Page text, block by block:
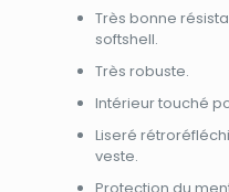
Très bonne
softshell.
Très robuste.
Intérieur touché
Liseré
veste.